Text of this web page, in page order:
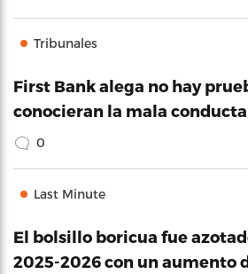
Tribunales
First Bank alega no hay
conocieran la mala
0
Last Minute
El bolsillo boricua fue
2025-2026 con un aumento